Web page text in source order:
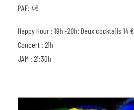
PAF: 4€
Happy Hour : 19h -20h: Deux cocktails 14 €
Concert : 21h
JAM : 21:30h